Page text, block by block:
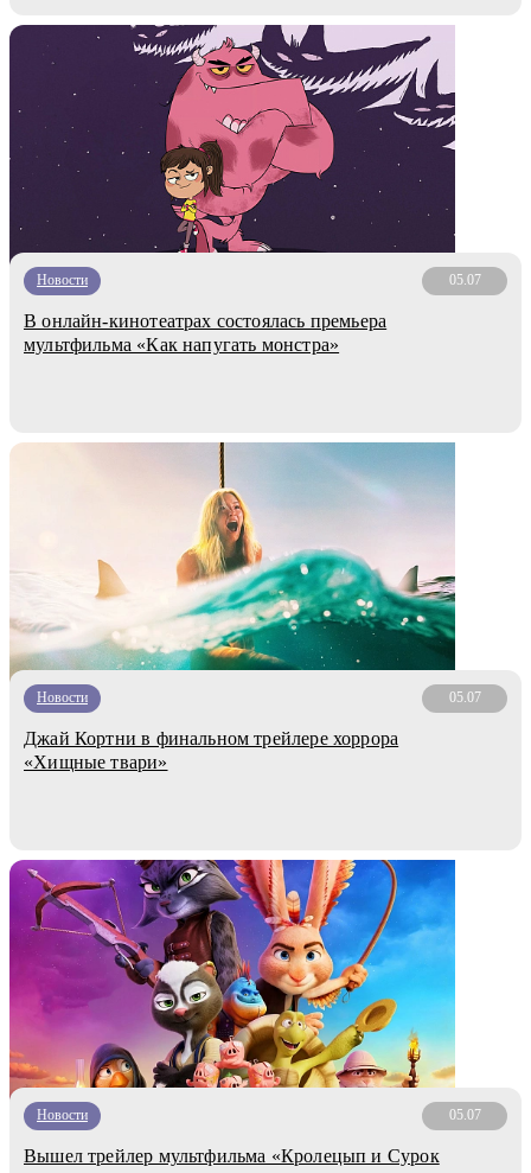
Новости 05.07
В онлайн-кинотеатрах состоялась премьера
мультфильма «Как напугать монстра»
Новости 05.07
Джай Кортни в финальном трейлере хоррора
«Хищные твари»
Новости 05.07
Вышел трейлер мультфильма «Кролецып и Сурок